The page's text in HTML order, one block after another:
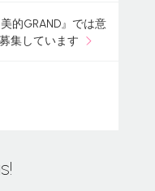
的GRAND』では意
集しています